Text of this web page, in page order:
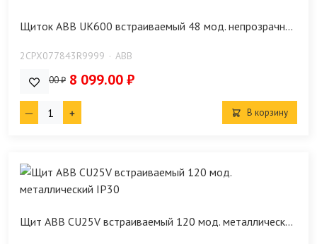
Щиток ABB UK600 встраиваемый 48 мод. непрозрачн...
2CPX077843R9999 ABB
10 390.00 ₽ 8 099.00 ₽
В корзину
Щит ABB CU25V встраиваемый 120 мод. металлическ...